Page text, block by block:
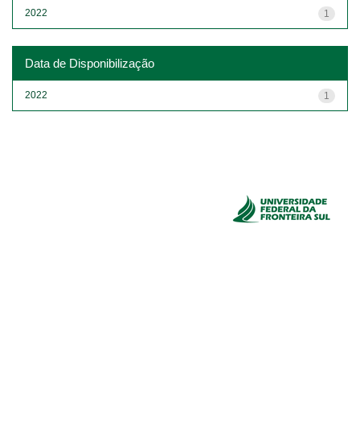
1
2022
Data de Disponibilização
1
2022